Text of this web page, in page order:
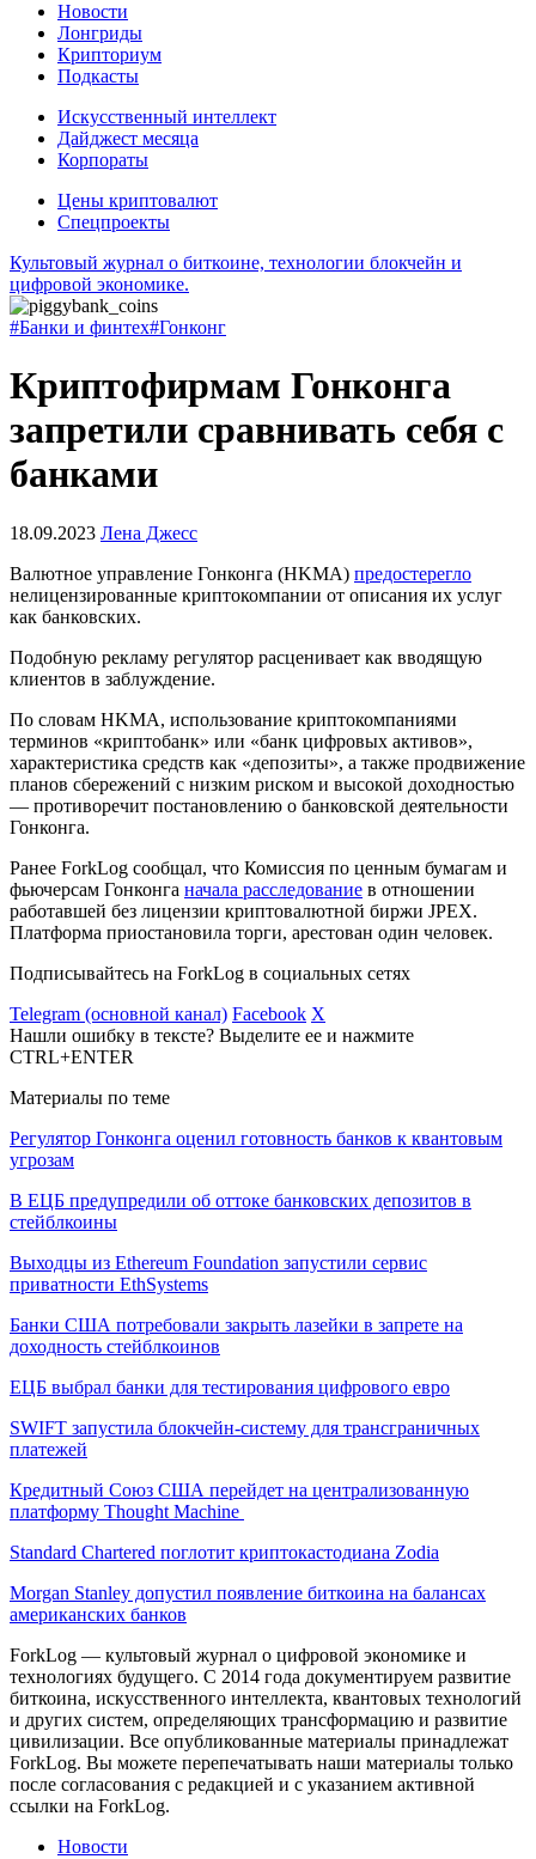
Новости
Лонгриды
Крипториум
Подкасты
Искусственный интеллект
Дайджест месяца
Корпораты
Цены криптовалют
Спецпроекты
Культовый журнал о биткоине, технологии блокчейн и
цифровой экономике.
#Банки и финтех#Гонконг
Криптофирмам Гонконга
запретили сравнивать себя с
банками
18.09.2023 Лена Джесс
Валютное управление Гонконга (HKMA) предостерегло
нелицензированные криптокомпании от описания их услуг
как банковских.
Подобную рекламу регулятор расценивает как вводящую
клиентов в заблуждение.
По словам HKMA, использование криптокомпаниями
терминов «криптобанк» или «банк цифровых активов»,
характеристика средств как «депозиты», а также продвижение
планов сбережений с низким риском и высокой доходностью
— противоречит постановлению о банковской деятельности
Гонконга.
Ранее ForkLog сообщал, что Комиссия по ценным бумагам и
фьючерсам Гонконга начала расследование в отношении
работавшей без лицензии криптовалютной биржи JPEX.
Платформа приостановила торги, арестован один человек.
Подписывайтесь на ForkLog в социальных сетях
Telegram (основной канал) Facebook X
Нашли ошибку в тексте? Выделите ее и нажмите
CTRL+ENTER
Материалы по теме
Регулятор Гонконга оценил готовность банков к квантовым
угрозам
В ЕЦБ предупредили об оттоке банковских депозитов в
стейблкоины
Выходцы из Ethereum Foundation запустили сервис
приватности EthSystems
Банки США потребовали закрыть лазейки в запрете на
доходность стейблкоинов
ЕЦБ выбрал банки для тестирования цифрового евро
SWIFT запустила блокчейн-систему для трансграничных
платежей
Кредитный Союз США перейдет на централизованную
платформу Thought Machine
Standard Chartered поглотит криптокастодиана Zodia
Morgan Stanley допустил появление биткоина на балансах
американских банков
ForkLog — культовый журнал о цифровой экономике и
технологиях будущего. С 2014 года документируем развитие
биткоина, искусственного интеллекта, квантовых технологий
и других систем, определяющих трансформацию и развитие
цивилизации. Все опубликованные материалы принадлежат
ForkLog. Вы можете перепечатывать наши материалы только
после согласования с редакцией и с указанием активной
ссылки на ForkLog.
Новости